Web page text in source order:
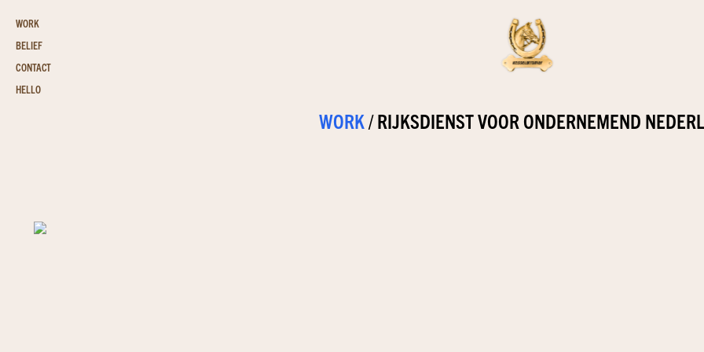
WORK
BELIEF
CONTACT
HELLO
WORK/RIJKSDIENST VOOR ONDERNEMEND